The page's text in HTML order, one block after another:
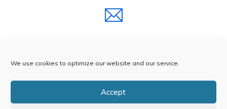
We use cookies to optimize our website and our service.
Accept
office@alquilerencalpe.com